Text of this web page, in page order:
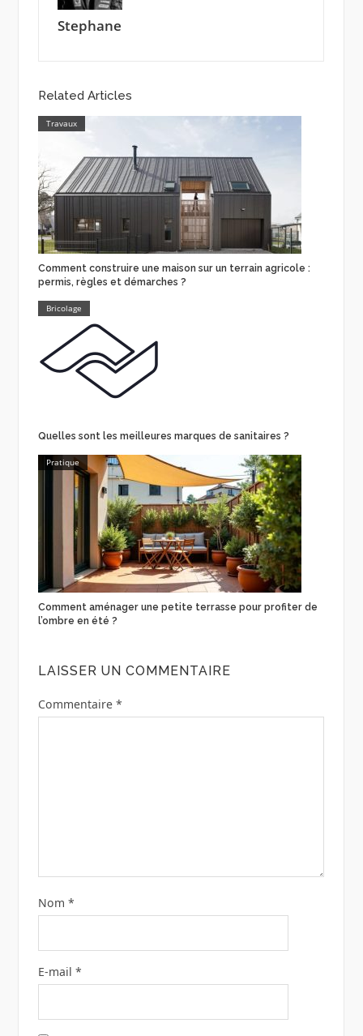
Stephane
Related Articles
Travaux
Comment construire une maison sur un terrain agricole :
permis, règles et démarches ?
Bricolage
Quelles sont les meilleures marques de sanitaires ?
Pratique
Comment aménager une petite terrasse pour profiter de
l’ombre en été ?
LAISSER UN COMMENTAIRE
Commentaire *
Nom *
E-mail *